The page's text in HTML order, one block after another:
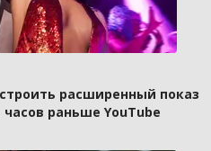
расширенный показ
раньше YouTube